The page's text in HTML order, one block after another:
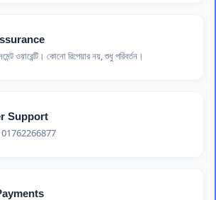
ওয়ারেন্টি। কোনো রিপেয়ার নয়, শুধু পরিবর্তন।
Support
01762266877